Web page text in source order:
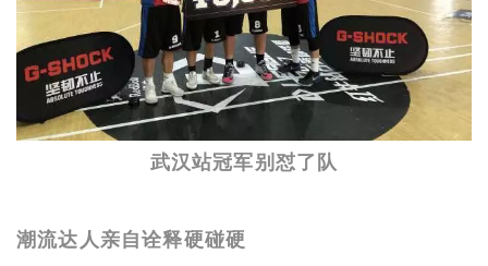
武汉站冠军别怼了队
潮流达人亲自诠释硬碰硬